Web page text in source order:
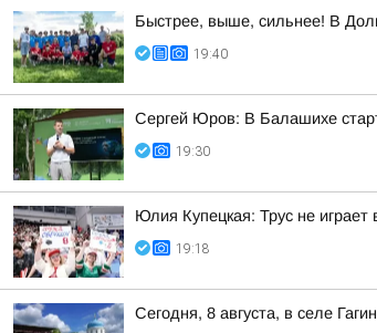
Быстрее, выше, сильнее! В
19:40
Сергей Юров: В Балашихе
19:30
Юлия Купецкая: Трус не
19:18
Сегодня, 8 августа, в селе